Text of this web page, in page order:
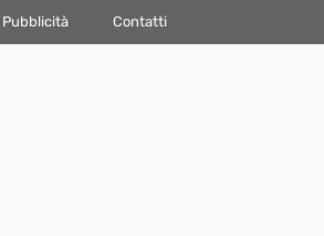
Pubblicità Contatti